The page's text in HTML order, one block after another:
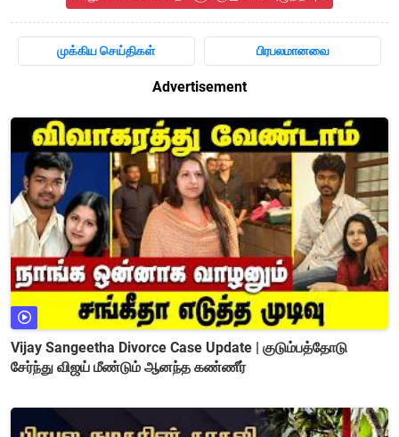
முக்கிய செய்திகள் பிரபலமானவை
Advertisement
Vijay Sangeetha Divorce Case Update | குடும்பத்தோடு
சேர்ந்து விஜய் மீண்டும் ஆனந்த கண்ணீர்